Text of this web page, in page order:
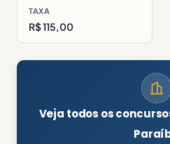
TAXA
R$ 115,00
Veja todos os